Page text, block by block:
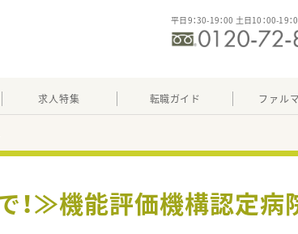
平日9：30-19：00 土日10：00-19：
求人特集 転職ガイド ファル
！≫機能評価機構認定